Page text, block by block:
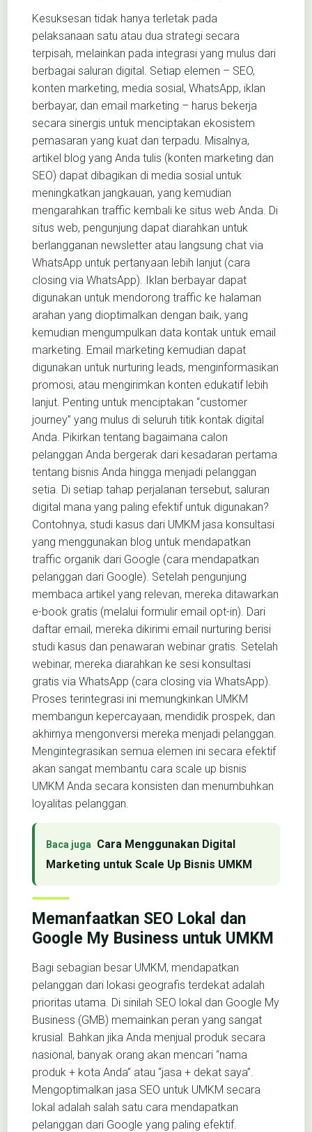
Kesuksesan tidak hanya terletak pada
pelaksanaan satu atau dua strategi secara
terpisah, melainkan pada integrasi yang mulus dari
berbagai saluran digital. Setiap elemen – SEO,
konten marketing, media sosial, WhatsApp, iklan
berbayar, dan email marketing – harus bekerja
secara sinergis untuk menciptakan ekosistem
pemasaran yang kuat dan terpadu. Misalnya,
artikel blog yang Anda tulis (konten marketing dan
SEO) dapat dibagikan di media sosial untuk
meningkatkan jangkauan, yang kemudian
mengarahkan traffic kembali ke situs web Anda. Di
situs web, pengunjung dapat diarahkan untuk
berlangganan newsletter atau langsung chat via
WhatsApp untuk pertanyaan lebih lanjut (cara
closing via WhatsApp). Iklan berbayar dapat
digunakan untuk mendorong traffic ke halaman
arahan yang dioptimalkan dengan baik, yang
kemudian mengumpulkan data kontak untuk email
marketing. Email marketing kemudian dapat
digunakan untuk nurturing leads, menginformasikan
promosi, atau mengirimkan konten edukatif lebih
lanjut. Penting untuk menciptakan “customer
journey” yang mulus di seluruh titik kontak digital
Anda. Pikirkan tentang bagaimana calon
pelanggan Anda bergerak dari kesadaran pertama
tentang bisnis Anda hingga menjadi pelanggan
setia. Di setiap tahap perjalanan tersebut, saluran
digital mana yang paling efektif untuk digunakan?
Contohnya, studi kasus dari UMKM jasa konsultasi
yang menggunakan blog untuk mendapatkan
traffic organik dari Google (cara mendapatkan
pelanggan dari Google). Setelah pengunjung
membaca artikel yang relevan, mereka ditawarkan
e-book gratis (melalui formulir email opt-in). Dari
daftar email, mereka dikirimi email nurturing berisi
studi kasus dan penawaran webinar gratis. Setelah
webinar, mereka diarahkan ke sesi konsultasi
gratis via WhatsApp (cara closing via WhatsApp).
Proses terintegrasi ini memungkinkan UMKM
membangun kepercayaan, mendidik prospek, dan
akhirnya mengonversi mereka menjadi pelanggan.
Mengintegrasikan semua elemen ini secara efektif
akan sangat membantu cara scale up bisnis
UMKM Anda secara konsisten dan menumbuhkan
loyalitas pelanggan.
Cara Menggunakan Digital
Marketing untuk Scale Up Bisnis UMKM
Memanfaatkan SEO Lokal dan
Google My Business untuk UMKM
Bagi sebagian besar UMKM, mendapatkan
pelanggan dari lokasi geografis terdekat adalah
prioritas utama. Di sinilah SEO lokal dan Google My
Business (GMB) memainkan peran yang sangat
krusial. Bahkan jika Anda menjual produk secara
nasional, banyak orang akan mencari “nama
produk + kota Anda” atau “jasa + dekat saya”.
Mengoptimalkan jasa SEO untuk UMKM secara
lokal adalah salah satu cara mendapatkan
pelanggan dari Google yang paling efektif.